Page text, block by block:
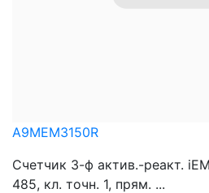
A9MEM3150R
Счетчик 3-ф актив.-реакт.
485, кл. точн. 1, прям. ...